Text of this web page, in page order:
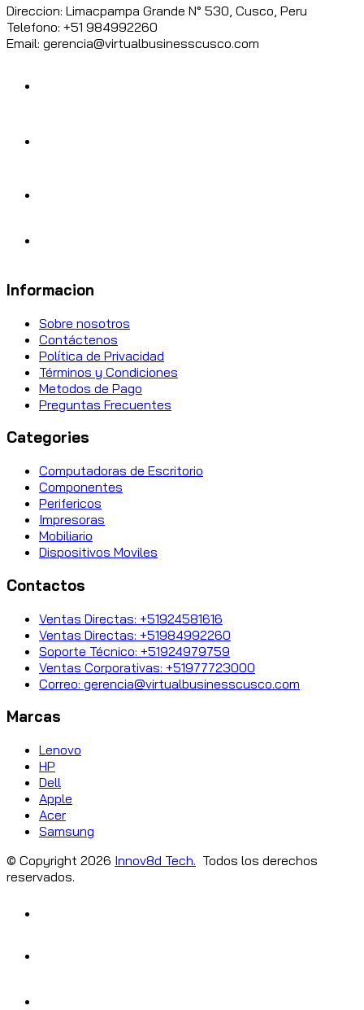
Direccion: Limacpampa Grande N° 530, Cusco, Peru
Telefono: +51 984992260
Email: gerencia@virtualbusinesscusco.com
Informacion
Sobre nosotros
Contáctenos
Política de Privacidad
Términos y Condiciones
Metodos de Pago
Preguntas Frecuentes
Categories
Computadoras de Escritorio
Componentes
Perifericos
Impresoras
Mobiliario
Dispositivos Moviles
Contactos
Ventas Directas: +51924581616
Ventas Directas: +51984992260
Soporte Técnico: +51924979759
Ventas Corporativas: +51977723000
Correo: gerencia@virtualbusinesscusco.com
Marcas
Lenovo
HP
Dell
Apple
Acer
Samsung
© Copyright 2026 Innov8d Tech. Todos los derechos
reservados.